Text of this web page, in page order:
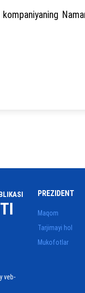
veb-
PREZIDENT
Maqom
Tarjimayi hol
Mukofotlar